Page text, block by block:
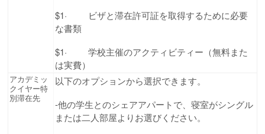
$1· ビザと滞在許可証を取得するために必要
な書類
$1· 学校主催のアクティビティー（無料また
は実費）
アカデミッ
クイヤー特
別滞在先
以下のオプションから選択できます。
-他の学生とのシェアアパートで、寝室がシングル
または二人部屋よりお選びください。